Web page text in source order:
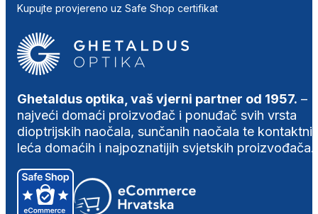
Kupujte provjereno uz Safe Shop certifikat
Ghetaldus optika, vaš vjerni partner od 1957. –
najveći domaći proizvođač i ponuđač svih vrsta
dioptrijskih naočala, sunčanih naočala te
leća domaćih i najpoznatijih svjetskih proizvođača.